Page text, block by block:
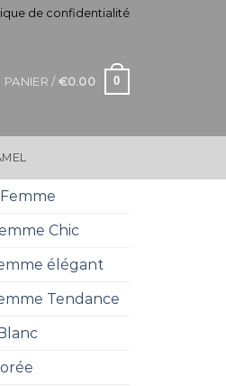
de confidentialité
PANIER / €0.00 0
Chic
élégant
Tendance